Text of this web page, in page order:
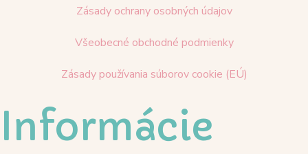
Zásady ochrany osobných údajov
Všeobecné obchodné podmienky
Zásady používania súborov cookie (EÚ)
Informácie